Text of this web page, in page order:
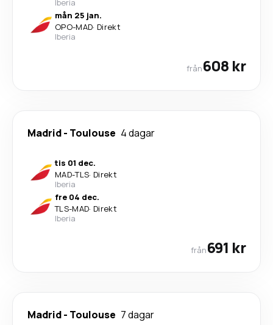
Iberia
mån 25 jan.
OPO-MAD· Direkt
Iberia
från608 kr
Madrid- Toulouse 4 dagar
tis 01 dec.
MAD-TLS· Direkt
Iberia
fre 04 dec.
TLS-MAD· Direkt
Iberia
från691 kr
Madrid- Toulouse 7 dagar